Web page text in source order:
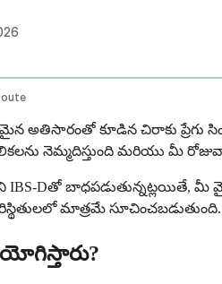
అతిసారంతో కూడిన చిరాకు ప్రేగు
నెమ్మదిస్తుంది మరియు మీ
IBS-Dతో బాధపడుతున్నట్లయితే,
మాత్రమే సూచించబడుతుంది.